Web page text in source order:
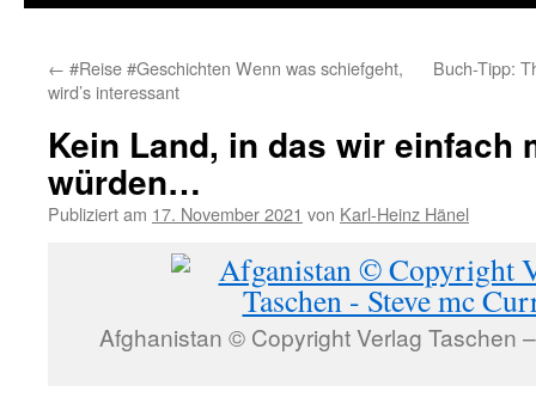
springen
← #Reise #Geschichten Wenn was schiefgeht,
wird’s interessant
Buch-Tipp:
Kein Land, in das wir einfach
würden…
Publiziert am 17. November 2021 von Karl-Heinz Hänel
Afghanistan © Copyright Verlag Taschen